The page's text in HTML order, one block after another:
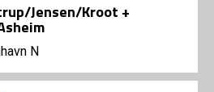
Jensen/Kroot +
N